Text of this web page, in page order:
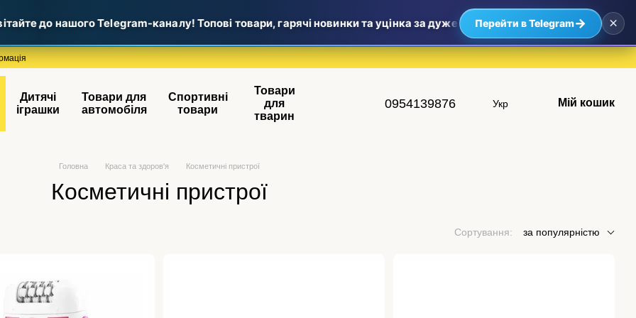
до нашого Telegram-каналу! Топові товари, гарячі новинки та уцінка за дуже приємними цінами — найвигідніші
Перейти в Telegram→ ×
Дитячі
іграшки
Товари для
автомобіля
Спортивні
товари
Товари
для
тварин
0954139876 Укр Мій кошик
Головна Краса та здоров'я Косметичні пристрої
Косметичні пристрої
Сортування: за популярністю